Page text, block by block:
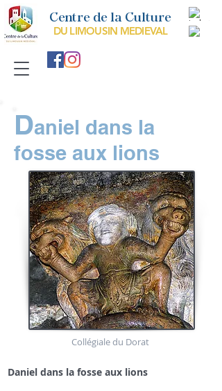
Centre de la Culture
DU LIMOUSIN MEDIEVAL
Daniel dans la
fosse aux lions
Collégiale du Dorat
Daniel dans la fosse aux lions